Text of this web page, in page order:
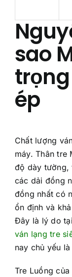
sao
ép
Chất lượng
máy. Thân tre
độ dày tường,
các dải đồng
đồng nhất có
ổn định và
Đây là lý do
ván lạng tre
nay chủ yếu
Tre Luồng